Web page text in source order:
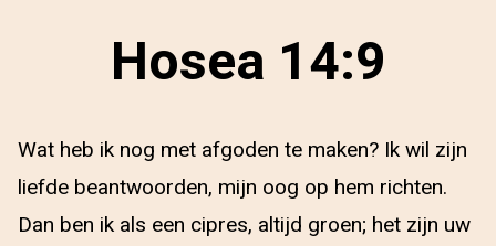
Hosea 14:9
Wat heb ik nog met afgoden te maken? Ik wil zijn
liefde beantwoorden, mijn oog op hem richten.
Dan ben ik als een cipres, altijd groen; het zijn uw